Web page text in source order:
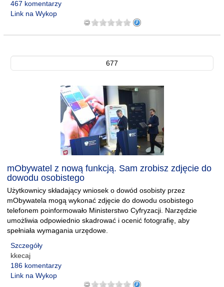
467 komentarzy
Link na Wykop
677
mObywatel z nową funkcją. Sam zrobisz zdjęcie do
dowodu osobistego
Użytkownicy składający wniosek o dowód osobisty przez
mObywatela mogą wykonać zdjęcie do dowodu osobistego
telefonem poinformowało Ministerstwo Cyfryzacji. Narzędzie
umożliwia odpowiednio skadrować i ocenić fotografię, aby
spełniała wymagania urzędowe.
Szczegóły
kkecaj
186 komentarzy
Link na Wykop